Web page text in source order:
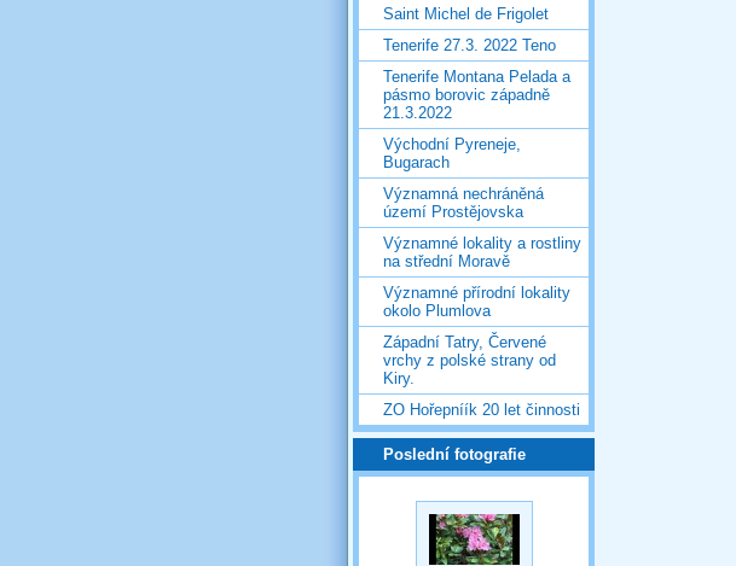
Saint Michel de Frigolet
Tenerife 27.3. 2022 Teno
Tenerife Montana Pelada a
pásmo borovic západně
21.3.2022
Východní Pyreneje,
Bugarach
Významná nechráněná
území Prostějovska
Významné lokality a rostliny
na střední Moravě
Významné přírodní lokality
okolo Plumlova
Západní Tatry, Červené
vrchy z polské strany od
Kiry.
ZO Hořepníík 20 let činnosti
Poslední fotografie